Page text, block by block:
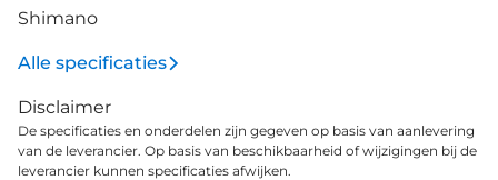
Shimano
Alle specificaties
Disclaimer
De specificaties en onderdelen zijn gegeven op basis van aanlevering
van de leverancier. Op basis van beschikbaarheid of wijzigingen bij de
leverancier kunnen specificaties afwijken.